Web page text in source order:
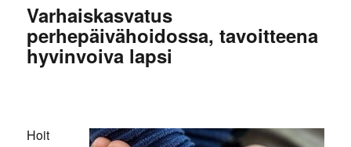
Varhaiskasvatus
perhepäivähoidossa, tavoitteena
hyvinvoiva lapsi
Hoit